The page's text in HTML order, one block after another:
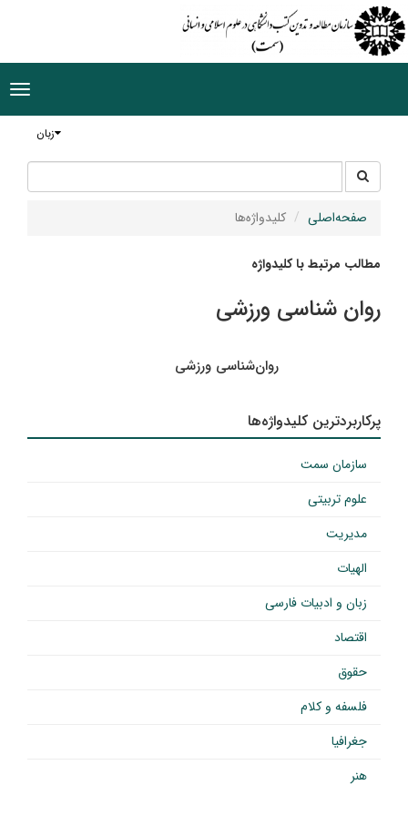
زبان
جستجو
در
سایت
صفحه‌اصلی کلیدواژه‌ها
مطالب مرتبط با کلیدواژه
روان شناسی ورزشی
روان‌شناسی ورزشی
پرکاربردترین کلیدواژه‌ها
سازمان سمت
علوم تربیتی
مدیریت
الهیات
زبان و ادبیات فارسی
اقتصاد
حقوق
فلسفه و کلام
جغرافیا
هنر